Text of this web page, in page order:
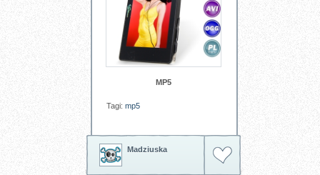
MP5
Tagi: mp5
Madziuska